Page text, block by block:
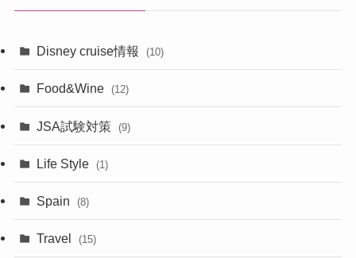
Disney cruise情報 (10)
Food&Wine (12)
JSA試験対策 (9)
Life Style (1)
Spain (8)
Travel (15)